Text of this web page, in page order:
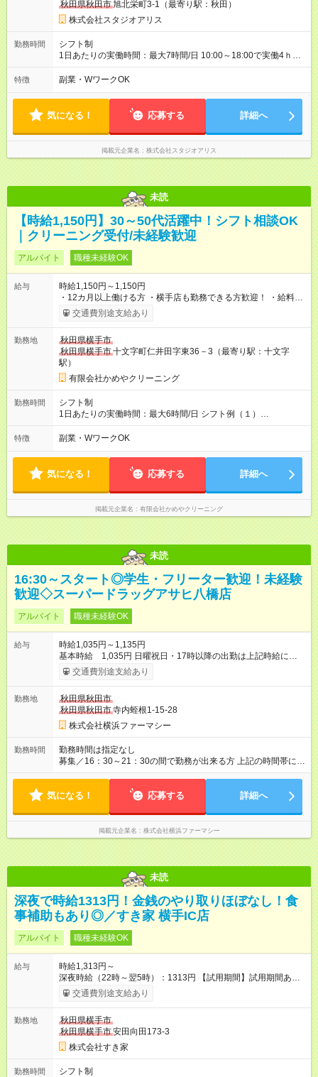
間】試用期間あり 試用期間の長さ：3ヶ月 雇用形態、給与は本
採用時と同じです。
秋田県秋田市旭北栄町3-1（最寄り駅：秋田）
株式会社スタジオアリス
勤務時間
シフト制
1日あたりの実働時間：最大7時間/日 10:00～18:00で実働4ｈ～
◆週2日～・1日4ｈ～OK ◆土日祝勤務できる方歓迎
特徴 副業・WワークOK
気になる！ 応募する 詳細へ
掲載元企業名 株式会社スタジオアリス
未読
【時給1,150円】30～50代活躍中！シフト相談OK
｜クリーニング受付/未経験歓迎
アルバイト 職種未経験OK
給与
時給1,150円～1,150円
・12カ月以上働ける方 ・横手店も勤務できる方歓迎！ ・給料は
１分毎に計算されます。 頑張りがしっかりと反映されるシス
テムです！ 【試用期間】試用期間あり 試用期間の長さ：2ヶ月
形態：本採用時と同じです。 給与：時給 1,031円 ～ 1,031円
交通費別途支給あり
勤務地
秋田県横手市
秋田県横手市十文字町仁井田字東36－3（最寄り駅：十文字
駅）
有限会社かめやクリーニング
勤務時間
シフト制
1日あたりの実働時間：最大6時間/日 シフト例（１）
9:00~14:00（２）14：00～19：00 働きたい時間・曜日・日
数、是非ご相談ください！(毎週木曜/定休日） ・収入希望をお聞
特徴 副業・WワークOK
気になる！ 応募する 詳細へ
掲載元企業名 有限会社かめやクリーニング
未読
16:30～スタート◎学生・フリーター歓迎！未経験
歓迎◇スーパードラッグアサヒ八橋店
アルバイト 職種未経験OK
給与
時給1,035円～1,135円
基本時給 1,035円 日曜祝日・17時以降の出勤は上記時給にプ
ラス100円 ★登録販売者資格をお持ちの場合は基本時給に資格手
当がつきます。 登録販売者資格を取得したので経験を積みた
プ。 管理者要件がある場合：90円 【試用期間】試用期間あり 試
用期間の長さ：3ヶ月 雇用形態、給与は本採用時と同じです。
交通費別途支給あり
勤務地
秋田県秋田市
秋田県秋田市寺内蛭根1-15-28
株式会社横浜ファーマシー
勤務時間
勤務時間は指定なし
募集／16：30～21：30の間で勤務が出来る方 上記の時間帯に勤
務が出来る方であれば、時間数は問いません！ 3～5時間の間で
の新しいスタートをしっかりサポートします。
気になる！ 応募する 詳細へ
掲載元企業名 株式会社横浜ファーマシー
未読
深夜で時給1313円！金銭のやり取りほぼなし！食
事補助もあり◎／すき家 横手IC店
アルバイト 職種未経験OK
給与
時給1,313円～
深夜時給（22時～翌5時）：1313円 【試用期間】試用期間あり
試用期間の長さ：1ヶ月 雇用形態、給与は本採用時と同じです。
試用期間の実態は30日（※条件変更なし）ですが、切り上げで
同時給）
交通費別途支給あり
勤務地
秋田県横手市
秋田県横手市安田向田173-3
株式会社すき家
勤務時間
シフト制